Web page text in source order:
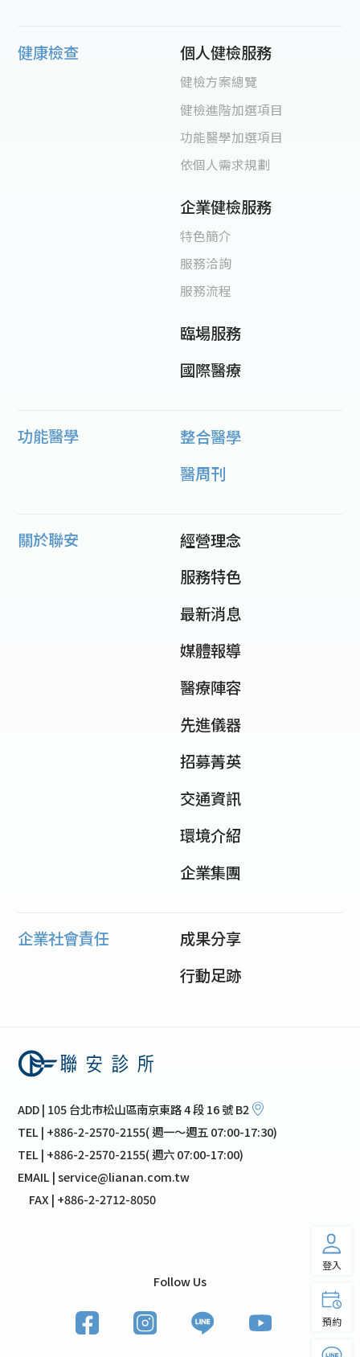
健康檢查 個人健檢服務
健檢方案總覽
健檢進階加選項目
功能醫學加選項目
依個人需求規劃
企業健檢服務
特色簡介
服務洽詢
服務流程
臨場服務
國際醫療
功能醫學
整合醫學
醫周刊
關於聯安
經營理念
服務特色
最新消息
媒體報導
醫療陣容
先進儀器
招募菁英
交通資訊
環境介紹
企業集團
企業社會責任
成果分享
行動足跡
ADD | 105 台北市松山區南京東路 4 段 16 號 B2
TEL | +886-2-2570-2155( 週一～週五 07:00-17:30)
TEL | +886-2-2570-2155( 週六 07:00-17:00)
EMAIL | service@lianan.com.tw
FAX | +886-2-2712-8050
Follow Us
登入
預約